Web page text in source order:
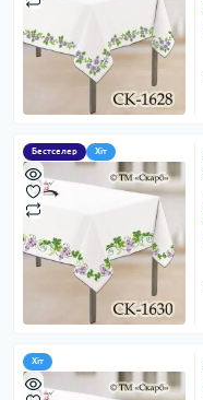
Бестселер Хіт
Хіт